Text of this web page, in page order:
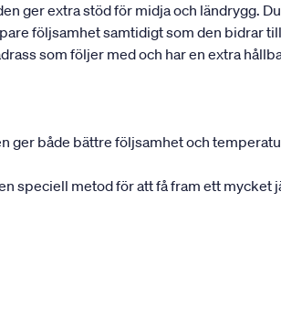
ger extra stöd för midja och ländrygg.
följsamhet samtidigt som den bidrar
som följer med och har en extra
ger både bättre följsamhet och
speciell metod för att få fram ett